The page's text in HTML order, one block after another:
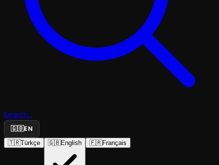
Search...
🇬🇧EN
🇹🇷Türkçe 🇬🇧English 🇫🇷Français